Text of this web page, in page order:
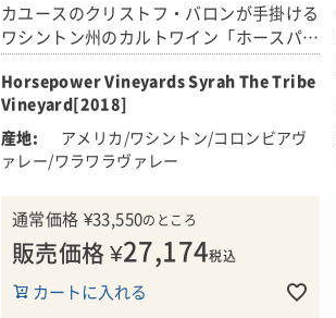
自社畑グラン・シエル・ヴィンヤード
100％。
■醸造について
24～36時間の低温浸漬の後、14～16日
間、果皮と一緒に発酵、フレンチオーク
(新樽100％)で20ヶ月熟成させ、さらにリ
アルコール度14.1％。
■デリール・セラーズについて
アメリカ/ワシントン州のボルドー・スタ
カユースのクリストフ・バロンが手掛ける
ワシントン州のカルトワイン「ホースパワ
ー」の自社畑ザ・トライブ・ヴィンヤード
の「シラー」で造られた、希少なワインで
す。
ホースパワーは、リリース以来、各専門誌
で販売、多くの人たちが列をなして毎年の
リリースを待ち望むワインです！！
■著名なワイン誌ワイン・アドヴォケイト
Horsepower Vineyards Syrah The Tribe
Vineyard[2018]
アメリカ/ワシントン/コロンビアヴ
ァレー/ワラワラヴァレー
通常価格 ¥33,550のところ
販売価格¥27,174税込
カートに入れる